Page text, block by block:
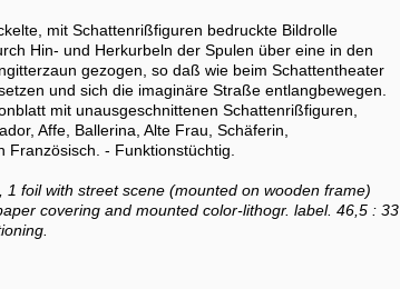
mit Schattenrißfiguren bedruckte Bildrolle
Hin- und Herkurbeln der Spulen über eine in den
gezogen, so daß wie beim Schattentheater
und sich die imaginäre Straße entlangbewegen.
mit unausgeschnittenen Schattenrißfiguren,
Affe, Ballerina, Alte Frau, Schäferin,
- Funktionstüchtig.
foil with street scene (mounted on wooden frame)
covering and mounted color-lithogr. label. 46,5 : 33